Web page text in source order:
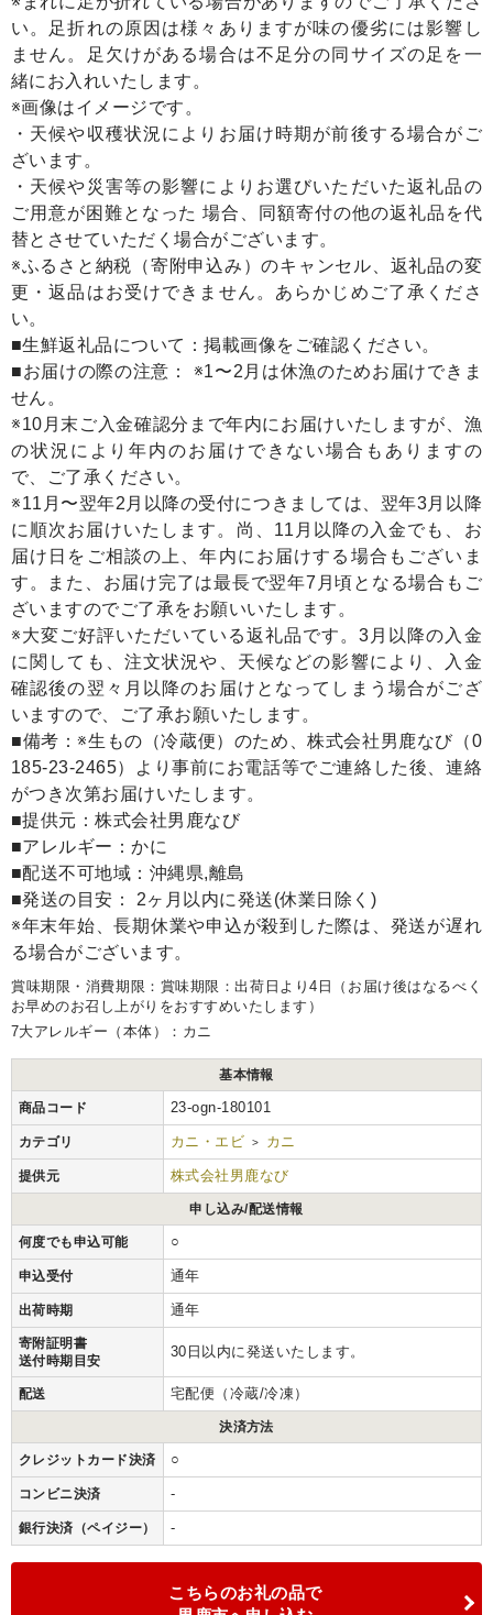
い。足折れの原因は様々ありますが味の優劣には影響し
ません。足欠けがある場合は不足分の同サイズの足を一
緒にお入れいたします。
※画像はイメージです。
・天候や収穫状況によりお届け時期が前後する場合がご
ざいます。
・天候や災害等の影響によりお選びいただいた返礼品の
ご用意が困難となった 場合、同額寄付の他の返礼品を代
替とさせていただく場合がございます。
※ふるさと納税（寄附申込み）のキャンセル、返礼品の変
更・返品はお受けできません。あらかじめご了承くださ
い。
■生鮮返礼品について：掲載画像をご確認ください。
■お届けの際の注意： ※1〜2月は休漁のためお届けできま
せん。
※10月末ご入金確認分まで年内にお届けいたしますが、漁
の状況により年内のお届けできない場合もありますの
で、ご了承ください。
※11月〜翌年2月以降の受付につきましては、翌年3月以降
に順次お届けいたします。尚、11月以降の入金でも、お
届け日をご相談の上、年内にお届けする場合もございま
す。また、お届け完了は最長で翌年7月頃となる場合もご
ざいますのでご了承をお願いいたします。
※大変ご好評いただいている返礼品です。3月以降の入金
に関しても、注文状況や、天候などの影響により、入金
確認後の翌々月以降のお届けとなってしまう場合がござ
いますので、ご了承お願いたします。
■備考：※生もの（冷蔵便）のため、株式会社男鹿なび（0
185-23-2465）より事前にお電話等でご連絡した後、連絡
がつき次第お届けいたします。
■提供元：株式会社男鹿なび
■アレルギー：かに
■配送不可地域：沖縄県,離島
■発送の目安： 2ヶ月以内に発送(休業日除く)
※年末年始、長期休業や申込が殺到した際は、発送が遅れ
る場合がございます。
賞味期限・消費期限：賞味期限：出荷日より4日（お届け後はなるべく
お早めのお召し上がりをおすすめいたします）
7大アレルギー（本体）：カニ
基本情報
商品コード 23-ogn-180101
カテゴリ カニ・エビ > カニ
提供元 株式会社男鹿なび
申し込み/配送情報
何度でも申込可能 ○
申込受付 通年
出荷時期 通年
寄附証明書
送付時期目安
30日以内に発送いたします。
配送 宅配便（冷蔵/冷凍）
決済方法
クレジットカード決済 ○
コンビニ決済 -
銀行決済（ペイジー） -
こちらのお礼の品で